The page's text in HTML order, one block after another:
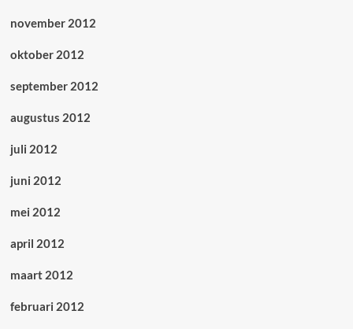
november 2012
oktober 2012
september 2012
augustus 2012
juli 2012
juni 2012
mei 2012
april 2012
maart 2012
februari 2012